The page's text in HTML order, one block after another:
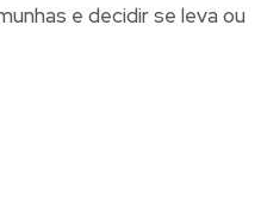
e decidir se leva ou